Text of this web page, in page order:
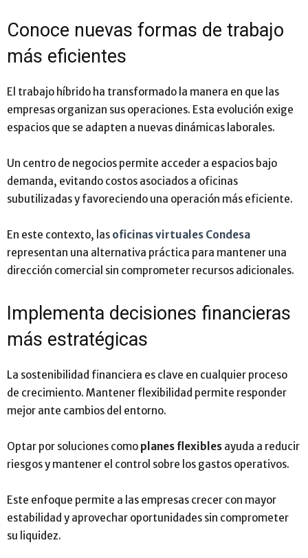
Conoce nuevas formas de trabajo
más eficientes
El trabajo híbrido ha transformado la manera en que las
empresas organizan sus operaciones. Esta evolución exige
espacios que se adapten a nuevas dinámicas laborales.
Un centro de negocios permite acceder a espacios bajo
demanda, evitando costos asociados a oficinas
subutilizadas y favoreciendo una operación más eficiente.
En este contexto, las oficinas virtuales Condesa
representan una alternativa práctica para mantener una
dirección comercial sin comprometer recursos adicionales.
Implementa decisiones financieras
más estratégicas
La sostenibilidad financiera es clave en cualquier proceso
de crecimiento. Mantener flexibilidad permite responder
mejor ante cambios del entorno.
Optar por soluciones como planes flexibles ayuda a reducir
riesgos y mantener el control sobre los gastos operativos.
Este enfoque permite a las empresas crecer con mayor
estabilidad y aprovechar oportunidades sin comprometer
su liquidez.